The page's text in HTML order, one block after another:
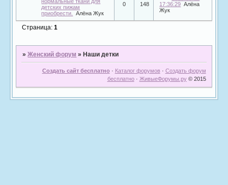
детских пижам
приобрести.
Алёна Жук
0 148
17:36:29 Алёна
Жук
Страница:1
»Женский форум » Наши детки
Создать сайт бесплатно· Каталог форумов· Создать форум
бесплатно· ЖивыеФорумы.ру© 2015